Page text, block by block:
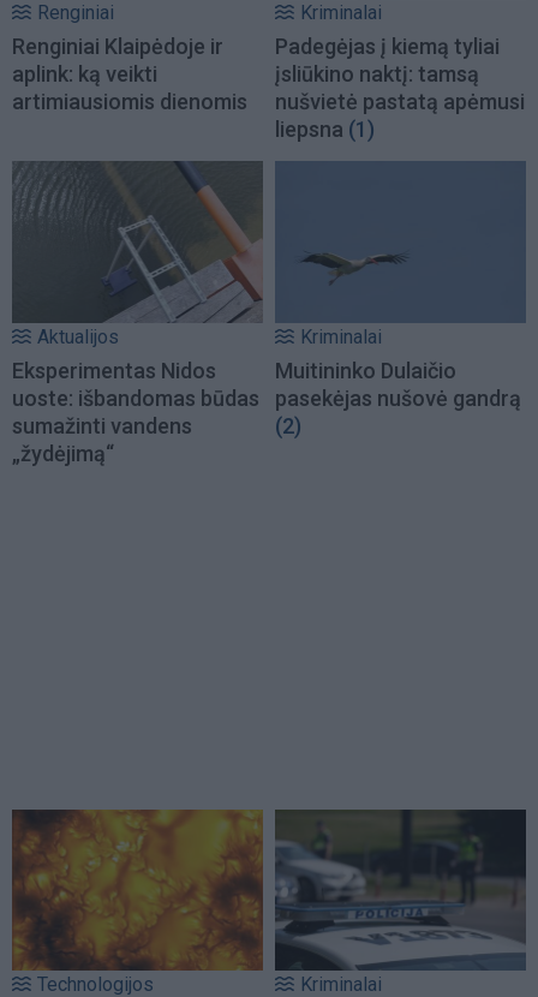
Renginiai
Renginiai Klaipėdoje ir
aplink: ką veikti
artimiausiomis dienomis
Kriminalai
Padegėjas į kiemą tyliai
įsliūkino naktį: tamsą
nušvietė pastatą apėmusi
liepsna (1)
Aktualijos
Eksperimentas Nidos
uoste: išbandomas būdas
sumažinti vandens
„žydėjimą“
Kriminalai
Muitininko Dulaičio
pasekėjas nušovė gandrą
(2)
Technologijos Kriminalai